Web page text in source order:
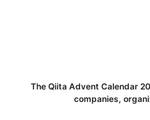
The Qiita Advent Calendar
companies,